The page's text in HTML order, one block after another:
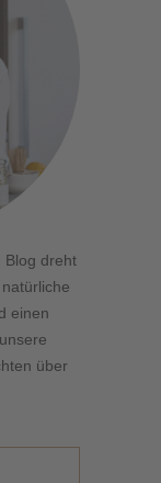
Blog dreht
einen
über